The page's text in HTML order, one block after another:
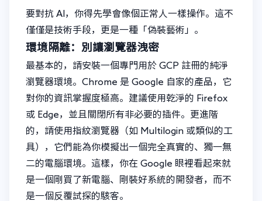
要對抗 AI，你得先學會像個正常人一樣操作。這不
僅僅是技術手段，更是一種「偽裝藝術」。
環境隔離：別讓瀏覽器洩密
最基本的，請安裝一個專門用於 GCP 註冊的純淨
瀏覽器環境。Chrome 是 Google 自家的產品，它
對你的資訊掌握度極高。建議使用乾淨的 Firefox
或 Edge，並且關閉所有非必要的插件。更進階
的，請使用指紋瀏覽器（如 Multilogin 或類似的工
具），它們能為你模擬出一個完全真實的、獨一無
二的電腦環境。這樣，你在 Google 眼裡看起來就
是一個剛買了新電腦、剛裝好系統的開發者，而不
是一個反覆試探的駭客。